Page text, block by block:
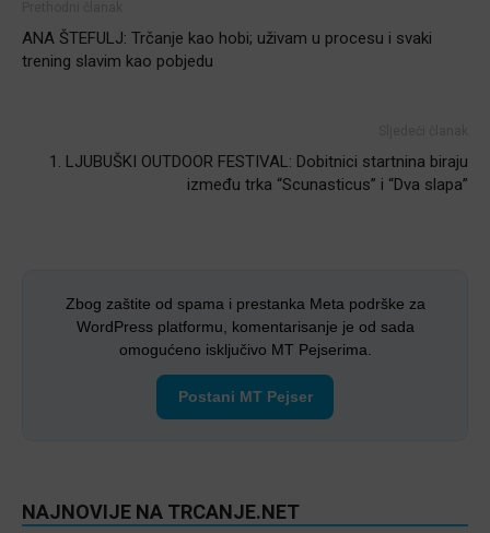
ANA ŠTEFULJ: Trčanje kao hobi; uživam u procesu i svaki
trening slavim kao pobjedu
1. LJUBUŠKI OUTDOOR FESTIVAL: Dobitnici startnina biraju
između trka “Scunasticus” i “Dva slapa”
Zbog zaštite od spama i prestanka Meta podrške za
WordPress platformu, komentarisanje je od sada
omogućeno isključivo MT Pejserima.
Postani MT Pejser
NAJNOVIJE NA TRCANJE.NET